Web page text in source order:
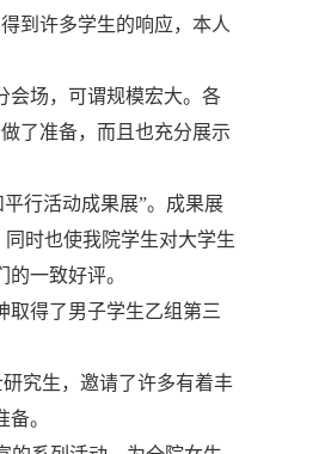
到许多学生的响应，本人
会场，可谓规模宏大。各
了准备，而且也充分展示
平行活动成果展”。成果展
时也使我院学生对大学生
一致好评。
取得了男子学生乙组第三
究生，邀请了许多有着丰
。